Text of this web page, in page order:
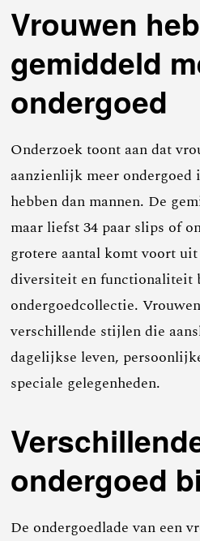
Vrouwen
gemiddeld
ondergoed
Onderzoek toont aan dat
aanzienlijk meer ondergoed
hebben dan mannen. De
maar liefst 34 paar slips of
grotere aantal komt voort
diversiteit en functionaliteit
ondergoedcollectie.
verschillende stijlen die
dagelijkse leven,
speciale gelegenheden.
ondergoed
De ondergoedlade van een